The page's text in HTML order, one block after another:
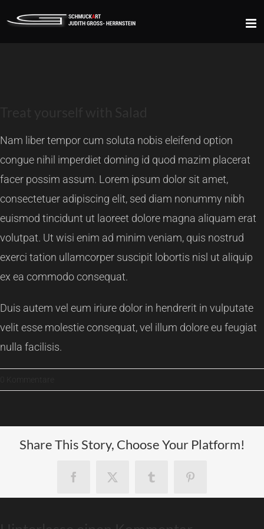
Inhalt
Nam liber tempor cum soluta nobis eleifend option
congue nihil imperdiet doming id quod mazim placerat
facer possim assum. Lorem ipsum dolor sit amet,
consectetuer adipiscing elit, sed diam nonummy nibh
euismod tincidunt ut laoreet dolore magna aliquam erat
volutpat. Ut wisi enim ad minim veniam, quis nostrud
exerci tation ullamcorper suscipit lobortis nisl ut aliquip
ex ea commodo consequat.
Duis autem vel eum iriure dolor in hendrerit in vulputate
velit esse molestie consequat, vel illum dolore eu feugiat
nulla facilisis.
Share This Story, Choose Your Platform!
FacebookX Tumblr Pinterest